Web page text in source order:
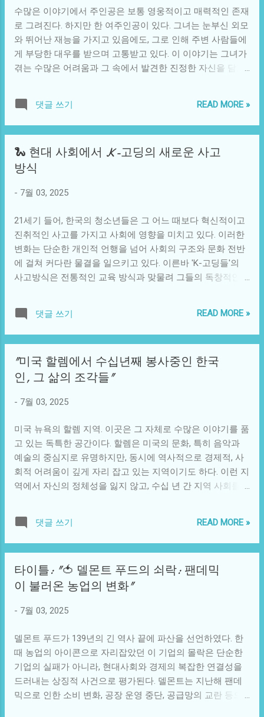
비난과 조롱을 경험하기도 했다. 연구자는 오리너구리의 성
적 특성과 생리에 대한 다양한 발견들을 했고, 이 과정에서 몇
가지 논란이 되는 주제들을 다루게 되었다. 예를 들어, 오리너
구리의 생식 기관이 매우 독특하다는 사실을 발견한 그는 이
를 세상에 알렸다. 하지만 그 정보가 대중의 관심을 끌게 될
세상을 시끄럽게 만들었다. 한 예로, “오리너구리의 성기가 그
럼 사람의 그것과 비슷한가?”라는 질문이 자주 떠올랐다. 그
실함을 잃지 않았다. 그러나 세상은 그를 가볍게 여겼고, 그의
노력은 오히려 사람들에게 웃음거리가 되어 회자되었다. 그
정의 복잡성을 드러내었다. 그는 생명을 위해 헌신한 연구자
것이었다. 이렇듯 ...
수많은 이야기에서 주인공은 보통 영웅적이고 매력적인 존재
로 그려진다. 하지만 한 여주인공이 있다. 그녀는 눈부신 외모
와 뛰어난 재능을 가지고 있음에도, 그로 인해 주변 사람들에
게 부당한 대우를 받으며 고통받고 있다. 이 이야기는 그녀가
겪는 수많은 어려움과 그 속에서 발견한 진정한 자신을 담고
다. 그 외모는 사람들의 시선을 한눈에 사로잡지만, 그 안에는
외롭고 힘든 과거가 숨겨져 있다. 소라는 어린 시절부터 자신
을 닮은 사람들로 인해 어려운 상황을 겪어왔다. 사랑받고 싶
심을 알리기가 무척 힘들었다. 그래서 소라는 점점 마음속에
불안감과 고독을 키워갔다. 이러한 사회적 배경은 소라에게
회에서, 소라는 자신의 진가를 발휘할 수 있는 기회를 잃어버
여갔다. 누구도 그녀를 단순히 '소라'로 바라봐주지 않았고, 그
녀는 언제나 '여주인공'이라는 꼬리표에 갇혀있었다. 이런 상
황 속에서의 소라와 유사한 사례들은 현실에서도 쉽게 발견
할 수 있다. 예를 들어, 여러 유명인사들이 외모로 인해 오해
받거나 악플에 시달리는 모습을 우리는 보아왔다. 그들은 자
으로 상처받는 경우가 많다. 이런 문화적 배경 속에서 소라의
이야기는 그들의 목소리를 대변하는 듯하다. 소라는 결국 자
신을 구속하고 있던 '여주인공'의 이미지를 벗기기로 결심했
했으며, 남들과 다른 길을 선택하기로 했다. 소라는 그림 그리
기에 몰두하며, 자신의 감정과 생각을 표현하기 시작했다. 제
안 숨겨온 슬픔이었다. 그리고 그 과정을 통해 소라는 내면의
댓글 쓰기 READ MORE »
🐍 현대 사회에서 K-고딩의 새로운 사고
방식
- 7월 03, 2025
21세기 들어, 한국의 청소년들은 그 어느 때보다 혁신적이고
진취적인 사고를 가지고 사회에 영향을 미치고 있다. 이러한
변화는 단순한 개인적 언행을 넘어 사회의 구조와 문화 전반
에 걸쳐 커다란 물결을 일으키고 있다. 이른바 'K-고딩들'의
사고방식은 전통적인 교육 방식과 맞물려 그들의 독창적인
오히려 사회 변화를 주도하는 주체로 성장하고 있다. 그들은
경제적 부의 불균형, 사회적 불평등, 기후 변화 등의 문제에
모색하고 있다. 인터넷과 SNS는 그들의 목소리를 전파하는
훌륭한 도구가 되어 주었고, 이는 사회 전반의 대화에 큰 영향
텐츠를 소비하는 것에 그치지 않고, 직접 참여하며 생산하는
을 운영하거나, 팟캐스트를 통해 사회적 이슈에 대한 그들만
의 의견을 나누고 있다. 이러한 현상은 단순히 자신의 생각을
공유하는 데 그치지 않고, 젊은 세대가 당면한 문제를 해결하
려는 노력을 상징적으로 보여준다. K-고딩들이 사회 변화를
이끄는 과정에서 기술적 요소도 중요한 역할을 하고 있다. 디
습득하고 활용하는 능력이 뛰어나다. 인공지능, 빅데이터, 블
존의 틀을 깨는 데 기여하고 있다. 예를 들어, 친구 또는 동료
학교의 문제를 해결하거나, 크라우드펀딩 플랫폼을 통해 사
회적 기업을 세우는 걸림돌을 제거하는 등의 시도를 감행하
기회를 제공하기도 한다. 예를 들어, 한 고등학교에서 자살 예
를 나...
댓글 쓰기 READ MORE »
"미국 할렘에서 수십년째 봉사중인 한국
인, 그 삶의 조각들"
- 7월 03, 2025
미국 뉴욕의 할렘 지역. 이곳은 그 자체로 수많은 이야기를 품
고 있는 독특한 공간이다. 할렘은 미국의 문화, 특히 음악과
예술의 중심지로 유명하지만, 동시에 역사적으로 경제적, 사
회적 어려움이 깊게 자리 잡고 있는 지역이기도 하다. 이런 지
역에서 자신의 정체성을 잃지 않고, 수십 년 간 지역 사회를
다. 1990년대 초, 이민의 물결은 단순히 미국으로의 미지의 여
정을 의미했고, 그 중 한국인들도 예외는 아니었다. 주인공인
박 선생은 그 당시 미국에 처음 발을 디뎠다. 사회적 안전망과
었다. 그러나 그는 절망 대신 희망을 찾아내기로 결심했다. 영
어가 서툰 그에게 할렘은 매일 매일이 새로운 도전이었다. 하
할을 찾기 시작했다. 그가 처음으로 시작한 일은 지역 아동 센
스패닉 아이들을 가르치며 그의 관점도 함께 넓어졌다. 아이
들이 영어를 배워가며 세상을 향해 꿈꾸는 모습은 그에게 말
로 다 할 수 없는 보람을 안겼다. 그의 수업을 통해 아이들은
단순히 언어를 배우는 것이 아니라, 서로 다른 문화와 인종에
대한 이해를 배우게 되었다. 박 선생은 그들에게 단순히 영어
댓글 쓰기 READ MORE »
타이틀: "🍅 델몬트 푸드의 쇠락: 팬데믹
이 불러온 농업의 변화"
- 7월 03, 2025
델몬트 푸드가 139년의 긴 역사 끝에 파산을 선언하였다. 한
때 농업의 아이콘으로 자리잡았던 이 기업의 몰락은 단순한
기업의 실패가 아니라, 현대사회와 경제의 복잡한 연결성을
드러내는 상징적 사건으로 평가된다. 델몬트는 지난해 팬데
믹으로 인한 소비 변화, 공장 운영 중단, 공급망의 교란 등으